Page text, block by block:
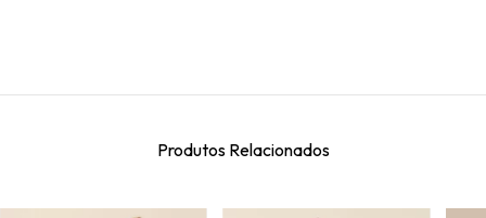
Produtos Relacionados